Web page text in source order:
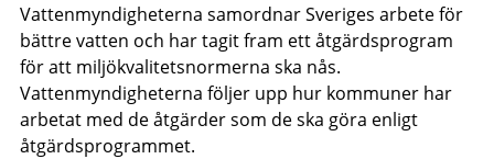
Vattenmyndigheterna samordnar Sveriges arbete för
bättre vatten och har tagit fram ett åtgärdsprogram
för att miljökvalitetsnormerna ska nås.
Vattenmyndigheterna följer upp hur kommuner har
arbetat med de åtgärder som de ska göra enligt
åtgärdsprogrammet.